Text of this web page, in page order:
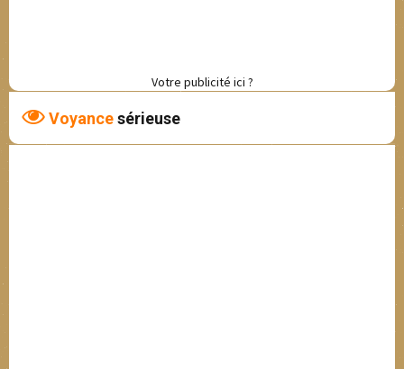
Votre publicité ici ?
Voyancesérieuse